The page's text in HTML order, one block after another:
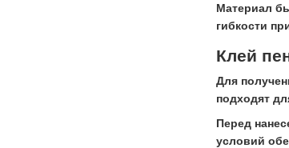
Материал
гибкости
Клей
Для
подходят
Перед
условий